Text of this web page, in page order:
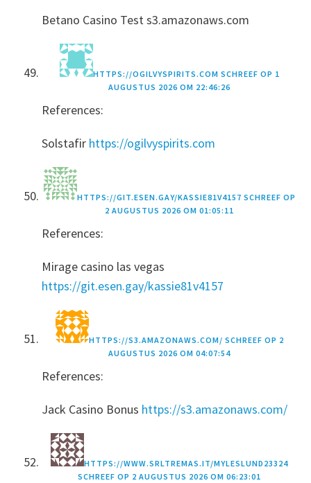
Betano Casino Test s3.amazonaws.com
HTTPS://OGILVYSPIRITS.COM SCHREEF OP 1
AUGUSTUS 2026 OM 22:46:26
References:
Solstafir https://ogilvyspirits.com
HTTPS://GIT.ESEN.GAY/KASSIE81V4157 SCHREEF OP
2 AUGUSTUS 2026 OM 01:05:11
References:
Mirage casino las vegas
https://git.esen.gay/kassie81v4157
HTTPS://S3.AMAZONAWS.COM/ SCHREEF OP 2
AUGUSTUS 2026 OM 04:07:54
References:
Jack Casino Bonus https://s3.amazonaws.com/
HTTPS://WWW.SRLTREMAS.IT/MYLESLUND23324
SCHREEF OP 2 AUGUSTUS 2026 OM 06:23:01